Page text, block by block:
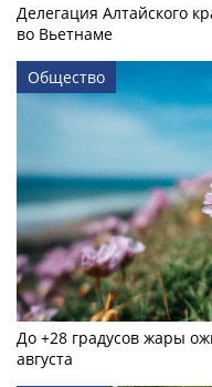
Делегация Алтайского
во Вьетнаме
Общество
До +28 градусов жары
августа